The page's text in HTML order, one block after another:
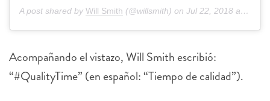
A post shared by Will Smith (@willsmith) on Jul 22, 2018 at 1:53pm PDT
Acompañando el vistazo, Will Smith escribió:
“#QualityTime” (en español: “Tiempo de calidad”).